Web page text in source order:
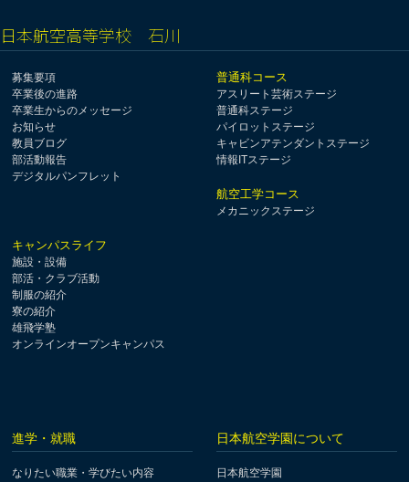
日本航空高等学校 石川
募集要項
卒業後の進路
卒業生からのメッセージ
お知らせ
教員ブログ
部活動報告
デジタルパンフレット
普通科コース
アスリート芸術ステージ
普通科ステージ
パイロットステージ
キャビンアテンダントステージ
情報ITステージ
航空工学コース
メカニックステージ
キャンパスライフ
施設・設備
部活・クラブ活動
制服の紹介
寮の紹介
雄飛学塾
オンラインオープンキャンパス
進学・就職
なりたい職業・学びたい内容
日本航空学園について
日本航空学園